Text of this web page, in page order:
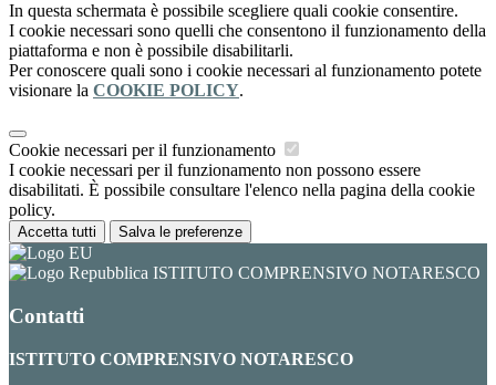
In questa schermata è possibile scegliere quali cookie consentire.
I cookie necessari sono quelli che consentono il funzionamento della
piattaforma e non è possibile disabilitarli.
Per conoscere quali sono i cookie necessari al funzionamento potete
visionare la COOKIE POLICY.
Cookie necessari per il funzionamento
I cookie necessari per il funzionamento non possono essere
disabilitati. È possibile consultare l'elenco nella pagina della cookie
policy.
Accetta tutti Salva le preferenze
ISTITUTO COMPRENSIVO NOTARESCO
Contatti
ISTITUTO COMPRENSIVO NOTARESCO